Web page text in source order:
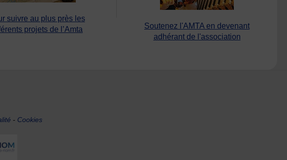
suivre au plus près les
projets de l’Amta
Soutenez l'AMTA en devenant
adhérant de l'association
- Cookies